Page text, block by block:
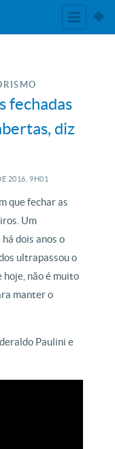
fechadas
diz
2016, 9H01
que fechar as
Um
dois anos o
ultrapassou o
não é muito
manter o
Paulini e